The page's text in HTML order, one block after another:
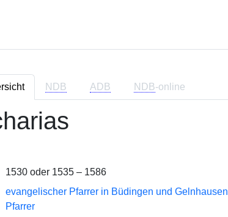
NDB ADB NDB-online
1530 oder 1535 – 1586
evangelischer Pfarrer in Büdingen und Gelnhausen
Pfarrer